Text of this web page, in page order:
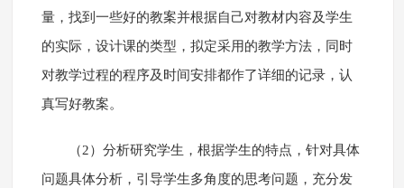
量，找到一些好的教案并根据自己对教材内容及学生
的实际，设计课的类型，拟定采用的教学方法，同时
对教学过程的程序及时间安排都作了详细的记录，认
真写好教案。
（2）分析研究学生，根据学生的特点，针对具体
问题具体分析，引导学生多角度的思考问题，充分发